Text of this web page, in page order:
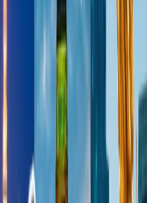
equipaje facturado gratis
Delta
de Oro Medallion
por paquete de viaje
Medallion a 2 miembros
SkyTeam
con Hertz
de SkyTeam
contacto
de Platino Medallion